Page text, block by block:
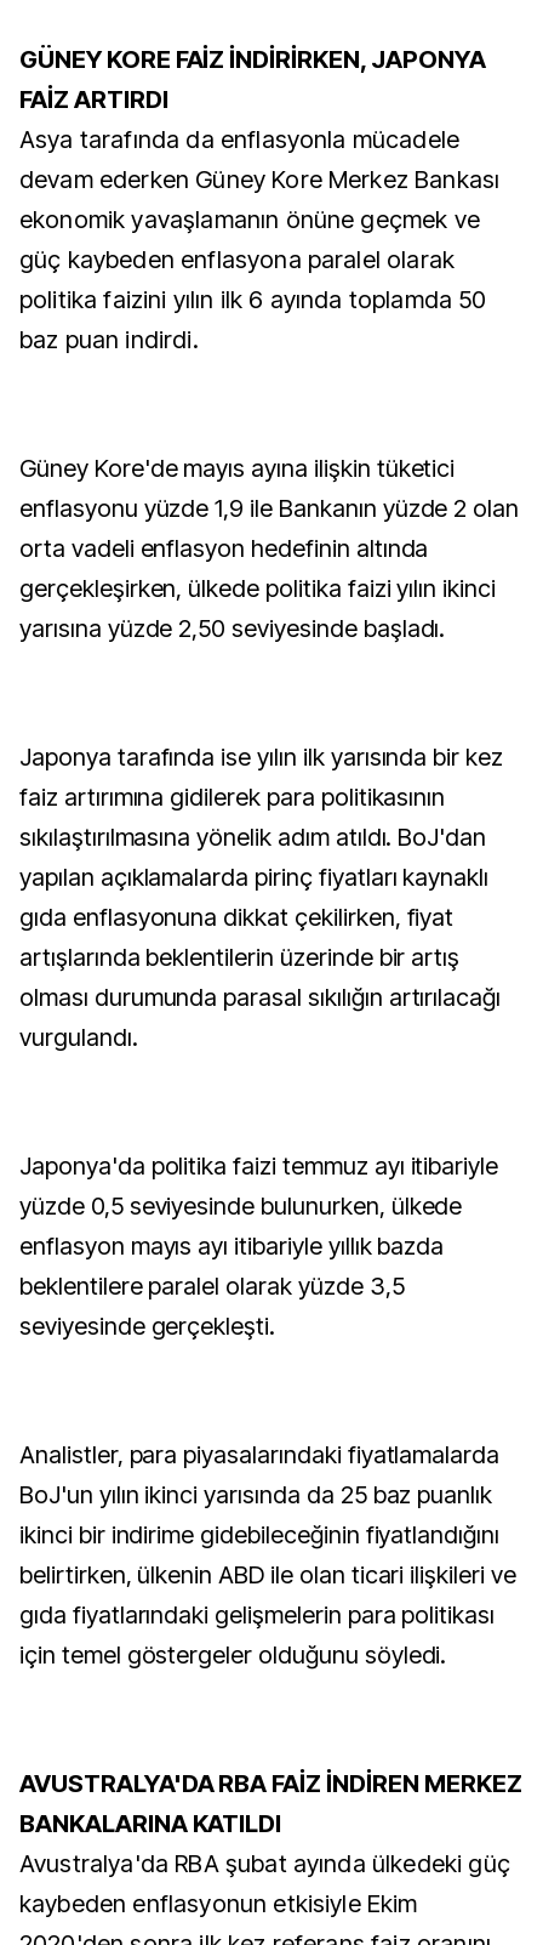
GÜNEY KORE FAİZ İNDİRİRKEN, JAPONYA
FAİZ ARTIRDI
Asya tarafında da enflasyonla mücadele
devam ederken Güney Kore Merkez Bankası
ekonomik yavaşlamanın önüne geçmek ve
güç kaybeden enflasyona paralel olarak
politika faizini yılın ilk 6 ayında toplamda 50
baz puan indirdi.
Güney Kore'de mayıs ayına ilişkin tüketici
enflasyonu yüzde 1,9 ile Bankanın yüzde 2 olan
orta vadeli enflasyon hedefinin altında
gerçekleşirken, ülkede politika faizi yılın ikinci
yarısına yüzde 2,50 seviyesinde başladı.
Japonya tarafında ise yılın ilk yarısında bir kez
faiz artırımına gidilerek para politikasının
sıkılaştırılmasına yönelik adım atıldı. BoJ'dan
yapılan açıklamalarda pirinç fiyatları kaynaklı
gıda enflasyonuna dikkat çekilirken, fiyat
artışlarında beklentilerin üzerinde bir artış
olması durumunda parasal sıkılığın artırılacağı
vurgulandı.
Japonya'da politika faizi temmuz ayı itibariyle
yüzde 0,5 seviyesinde bulunurken, ülkede
enflasyon mayıs ayı itibariyle yıllık bazda
beklentilere paralel olarak yüzde 3,5
seviyesinde gerçekleşti.
Analistler, para piyasalarındaki fiyatlamalarda
BoJ'un yılın ikinci yarısında da 25 baz puanlık
ikinci bir indirime gidebileceğinin fiyatlandığını
belirtirken, ülkenin ABD ile olan ticari ilişkileri ve
gıda fiyatlarındaki gelişmelerin para politikası
için temel göstergeler olduğunu söyledi.
AVUSTRALYA'DA RBA FAİZ İNDİREN MERKEZ
BANKALARINA KATILDI
Avustralya'da RBA şubat ayında ülkedeki güç
kaybeden enflasyonun etkisiyle Ekim